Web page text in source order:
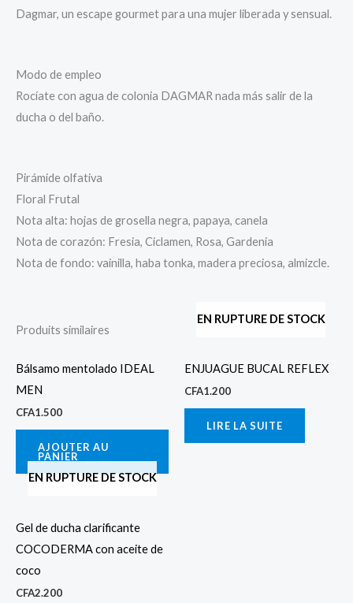
Dagmar, un escape gourmet para una mujer liberada y sensual.
Modo de empleo
Rocíate con agua de colonia DAGMAR nada más salir de la
ducha o del baño.
Pirámide olfativa
Floral Frutal
Nota alta: hojas de grosella negra, papaya, canela
Nota de corazón: Fresia, Ciclamen, Rosa, Gardenia
Nota de fondo: vainilla, haba tonka, madera preciosa, almizcle.
Produits similaires
Bálsamo mentolado IDEAL
MEN
CFA1.500
AJOUTER AU
PANIER
EN RUPTURE DE STOCK
ENJUAGUE BUCAL REFLEX
CFA1.200
LIRE LA SUITE
EN RUPTURE DE STOCK
Gel de ducha clarificante
COCODERMA con aceite de
coco
CFA2.200